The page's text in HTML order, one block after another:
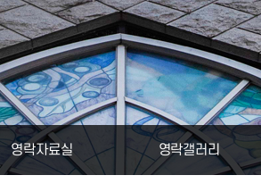
영락자료실 영락갤러리